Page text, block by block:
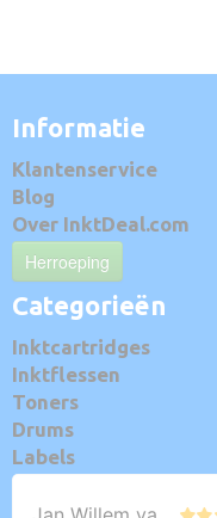
Informatie
Klantenservice
Blog
Over InktDeal.com
Herroeping
Categorieën
Inktcartridges
Inktflessen
Toners
Drums
Labels